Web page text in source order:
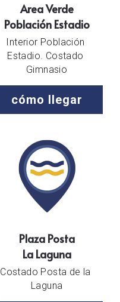
Area Verde
Población Estadio
Interior Población
Estadio. Costado
Gimnasio
cómo llegar
Plaza Posta
La Laguna
Costado Posta de la
Laguna